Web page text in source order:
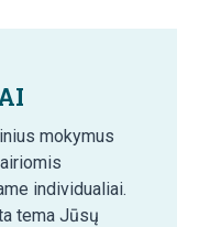
mokymus
individualiai.
tema Jūsų